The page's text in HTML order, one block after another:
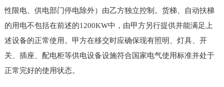
性限电、供电部门停电除外）由乙方独立控制。货梯、自动扶梯
的用电不包括在前述的1200KW中，由甲方另行提供并能满足上
述设备的正常使用。甲方在移交时应确保现有照明、灯具、开
关、插座、配电柜等供电设备设施符合国家电气使用标准并处于
正常完好的使用状态。